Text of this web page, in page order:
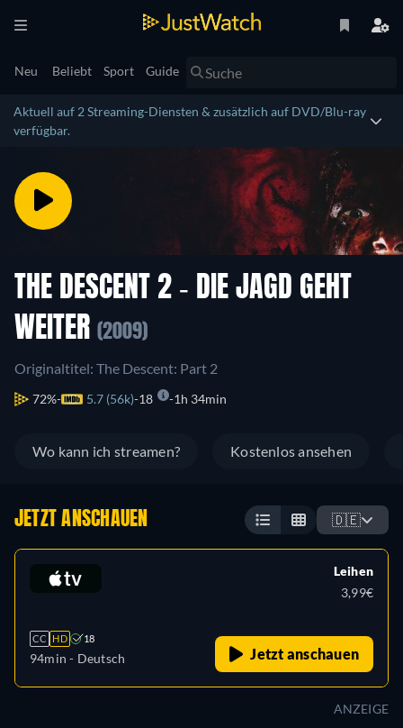
Neu Beliebt Sport Guide
Aktuell auf 2 Streaming-Diensten & zusätzlich auf DVD/Blu-ray
verfügbar.
THE DESCENT 2 - DIE JAGD GEHT
WEITER (2009)
Originaltitel: The Descent: Part 2
72% 5.7 (56k) 18 1h 34min
Wo kann ich streamen? Kostenlos ansehen
JETZT ANSCHAUEN 🇩🇪
CC HD 18
94min - Deutsch
Leihen
3,99€
Jetzt anschauen
ANZEIGE